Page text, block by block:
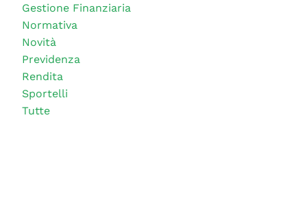
Gestione Finanziaria
Normativa
Novità
Previdenza
Rendita
Sportelli
Tutte